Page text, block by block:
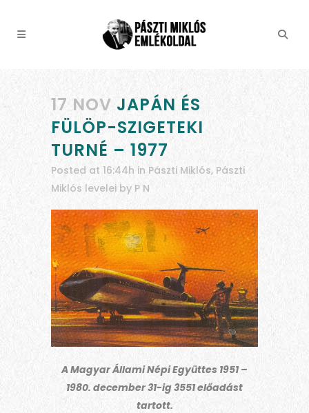
17 NOV JAPÁN ÉS
FÜLÖP-SZIGETEKI
TURNÉ – 1977
Posted at 16:44h in Pászti Miklós, Pászti
Miklós levelei by P N
A Magyar Állami Népi Együttes 1951 –
1980. december 31-ig 3551 előadást
tartott.